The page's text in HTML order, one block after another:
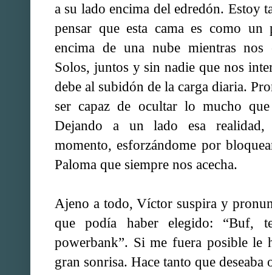
a su lado encima del edredón. Estoy
pensar que esta cama es como un
encima de una nube mientras
Solos, juntos y sin nadie que nos
debe al subidón de la carga diaria.
ser capaz de ocultar lo mucho
Dejando a un lado esa
momento, esforzándome por
Paloma que siempre nos acecha.
Ajeno a todo, Víctor suspira y
que podía haber elegido: “Buf,
powerbank”. Si me fuera posible le
gran sonrisa. Hace tanto que